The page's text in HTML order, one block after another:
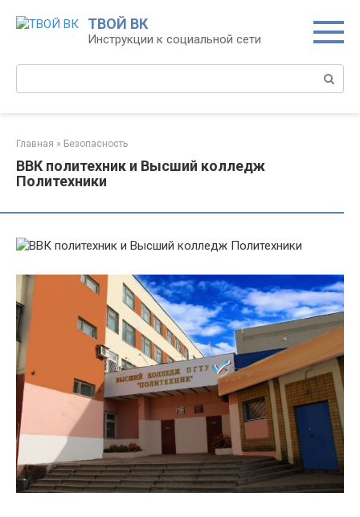
ТВОЙ ВК
Инструкции к социальной сети
Главная » Безопасность
ВВК политехник и Высший колледж
Политехники